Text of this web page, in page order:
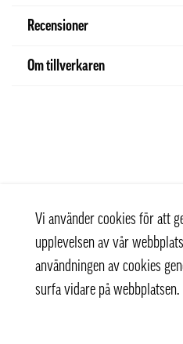
Recensioner
Om tillverkaren
Vi använder cookies för att
upplevelsen av vår
användningen av cookies
surfa vidare på webbplatsen.